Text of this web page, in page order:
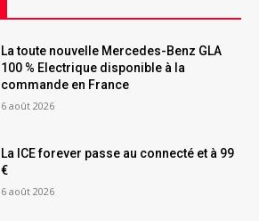
La toute nouvelle Mercedes-Benz GLA
100 % Electrique disponible à la
commande en France
6 août 2026
La ICE forever passe au connecté et à 99
€
6 août 2026